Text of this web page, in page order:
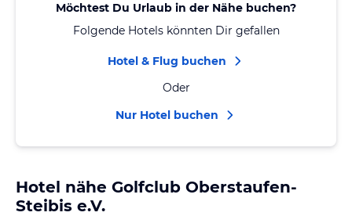
Möchtest Du Urlaub in der Nähe buchen?
Folgende Hotels könnten Dir gefallen
Hotel & Flug buchen
Oder
Nur Hotel buchen
Hotel nähe Golfclub Oberstaufen-
Steibis e.V.